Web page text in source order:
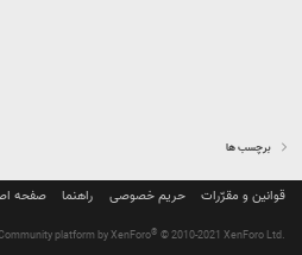
برچسب ها
قوانین و مقرّرات حریم خصوصی راهنما صفحه
platform by XenForo® © 2010-2021 XenForo Ltd.